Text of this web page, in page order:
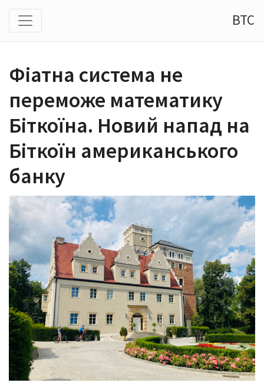
BTC
Фіатна система не
переможе математику
Біткоїна. Новий напад на
Біткоїн американського
банку